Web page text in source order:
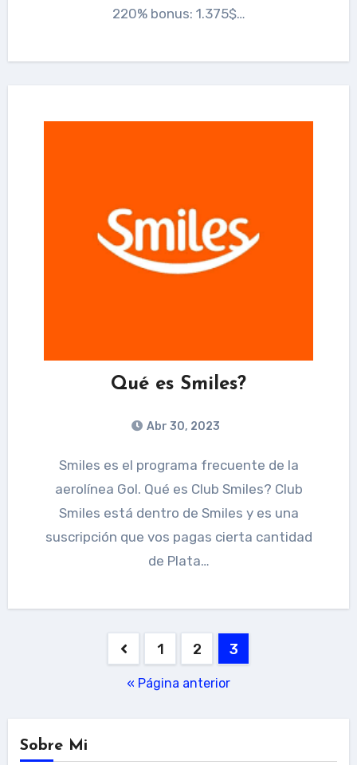
220% bonus: 1.375$…
Qué es Smiles?
Abr 30, 2023
Smiles es el programa frecuente de la
aerolínea Gol. Qué es Club Smiles? Club
Smiles está dentro de Smiles y es una
suscripción que vos pagas cierta cantidad
de Plata…
Paginación
1 2 3
« Página anterior
Sobre Mi